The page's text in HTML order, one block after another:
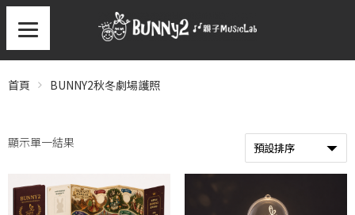
首頁 BUNNY2秋冬劇場護照
顯示單一結果